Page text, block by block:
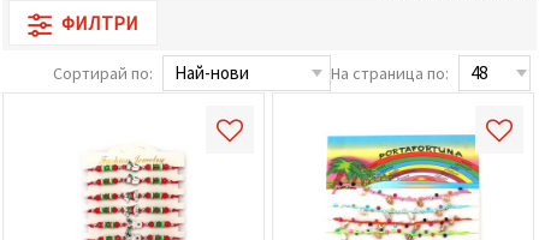
показваме
релевантно
съдържание
ФИЛТРИ
Сортирай по: На страница по: